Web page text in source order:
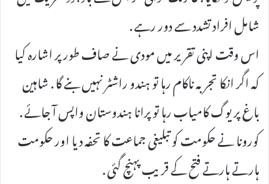
شامل افراد تشدد سے دور رہے .
اس وقت اپنی تقریر میں مودی نے صاف طور پر اشارہ کیا
کہ اگر انکا تجربہ ناکام رہا تو ہندو راشٹر نہیں بنے گا . شاہین
باغ پریوگ کامیاب رہا تو پرانا ہندوستان واپس آ جائے .
کورونا نے حکومت کو تبلیغی جماعت کا تحفہ دیا اور حکومت
ہارتے ہارتے فتح کے قریب پہنچ گئی .